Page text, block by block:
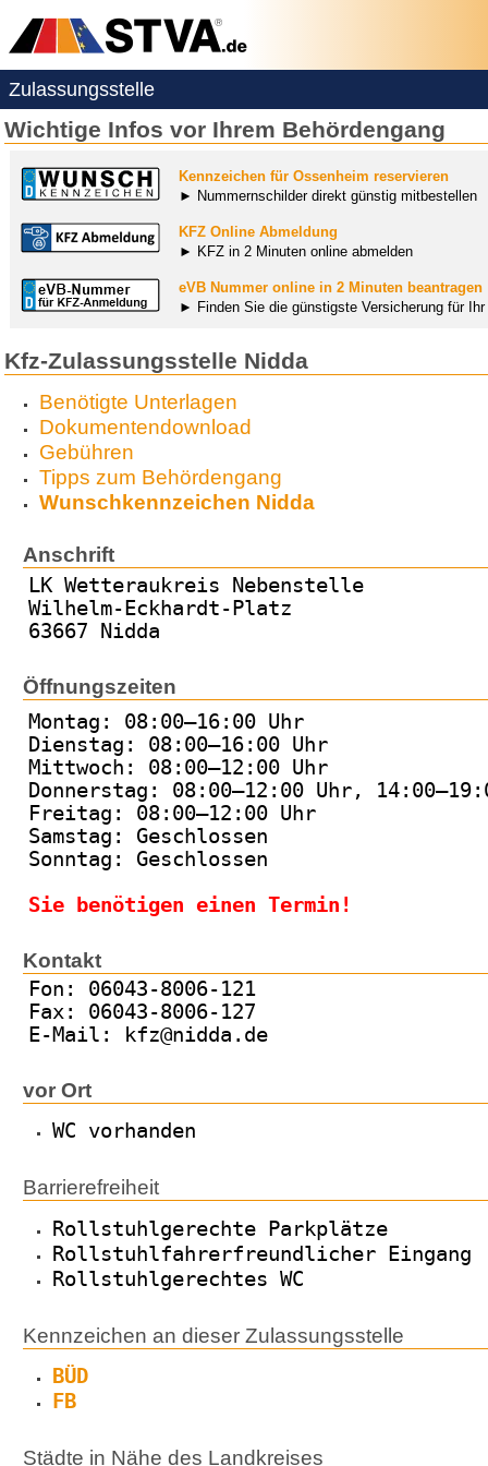
Zulassungsstelle
Wichtige Infos vor Ihrem Behördengang
Kennzeichen für Ossenheim reservieren
► Nummernschilder direkt günstig mitbestellen
KFZ Online Abmeldung
► KFZ in 2 Minuten online abmelden
eVB Nummer online in 2 Minuten beantragen
► Finden Sie die günstigste Versicherung für
Kfz-Zulassungsstelle Nidda
Benötigte Unterlagen
Dokumentendownload
Gebühren
Tipps zum Behördengang
Wunschkennzeichen Nidda
Anschrift
LK Wetteraukreis Nebenstelle
Wilhelm-Eckhardt-Platz
63667 Nidda
Öffnungszeiten
Montag: 08:00–16:00 Uhr
Dienstag: 08:00–16:00 Uhr
Mittwoch: 08:00–12:00 Uhr
Donnerstag: 08:00–12:00 Uhr,
Freitag: 08:00–12:00 Uhr
Samstag: Geschlossen
Sonntag: Geschlossen
Sie benötigen einen Termin!
Kontakt
Fon: 06043-8006-121
Fax: 06043-8006-127
E-Mail: kfz@nidda.de
vor Ort
WC vorhanden
Barrierefreiheit
Rollstuhlgerechte Parkplätze
Rollstuhlfahrerfreundlicher Eingang
Rollstuhlgerechtes WC
Kennzeichen an dieser Zulassungsstelle
BÜD
FB
Städte in Nähe des Landkreises